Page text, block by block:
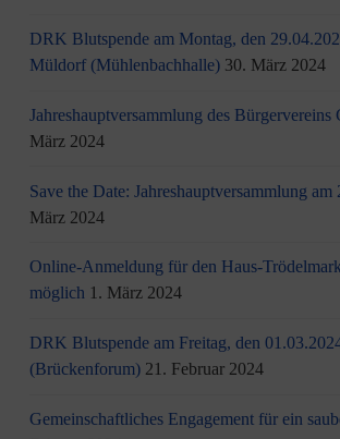
DRK Blutspende am Montag, den
Müldorf (Mühlenbachhalle) 30. März 2024
Jahreshauptversammlung des Bürgervereins
März 2024
Save the Date: Jahreshauptversammlung am
März 2024
Online-Anmeldung für den Haus-
möglich 1. März 2024
DRK Blutspende am Freitag, den
(Brückenforum) 21. Februar 2024
Gemeinschaftliches Engagement für ein